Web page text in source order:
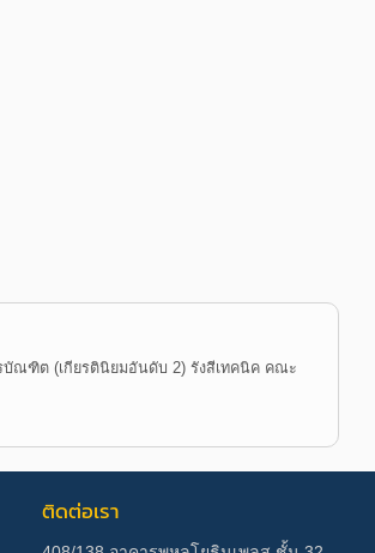
ณฑิต (เกียรตินิยมอันดับ 2) รังสีเทคนิค คณะ
ติดต่อเรา